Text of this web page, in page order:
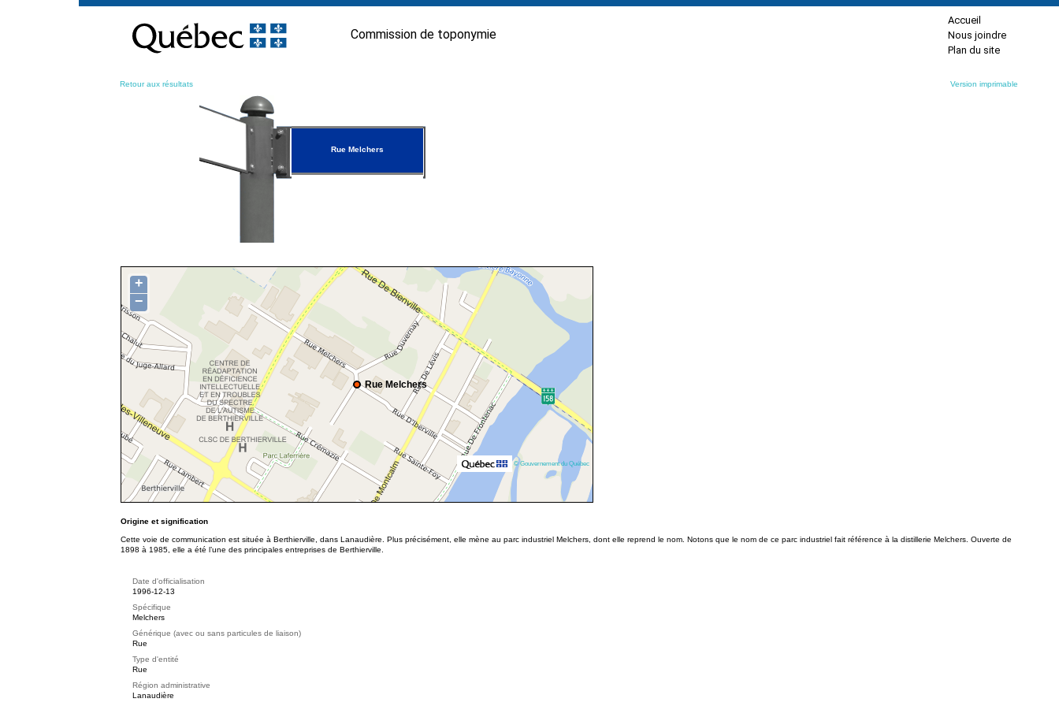
contenu
Commission de toponymie
Accueil
Nous joindre
Plan du site
Retour aux résultats Version imprimable
Rue Melchers
Rue Melchers
+
−
© Gouvernement du Québec
Origine et signification
Cette voie de communication est située à Berthierville, dans Lanaudière. Plus précisément, elle mène au parc industriel Melchers, dont elle reprend le nom. Notons que le nom de ce parc industriel fait référence à la distillerie Melchers. Ouverte de
1898 à 1985, elle a été l’une des principales entreprises de Berthierville.
Date d'officialisation
1996-12-13
Spécifique
Melchers
Générique (avec ou sans particules de liaison)
Rue
Type d'entité
Rue
Région administrative
Lanaudière